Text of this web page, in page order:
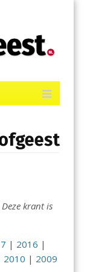
krant is
| 2016 |
2010 | 2009